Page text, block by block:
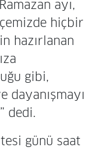
ayı,
hiçbir
hazırlanan
gibi,
dayanışmayı
dedi.
günü saat